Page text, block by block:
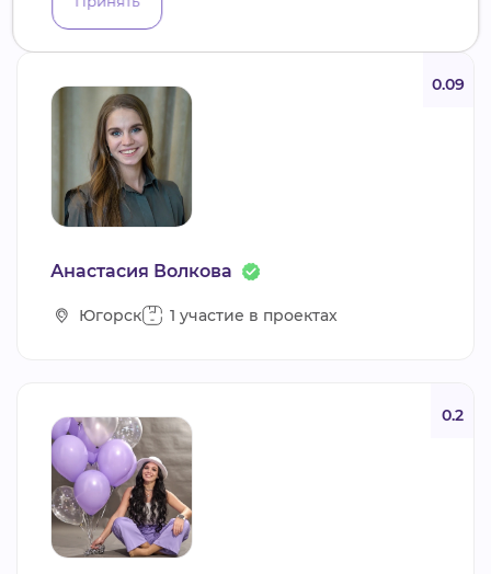
0.09
Анастасия Волкова
Югорск 1 участие в проектах
0.2